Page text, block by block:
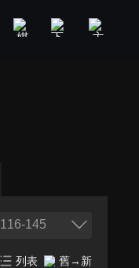
娛樂 美食旅遊
116-145
列表 舊→新